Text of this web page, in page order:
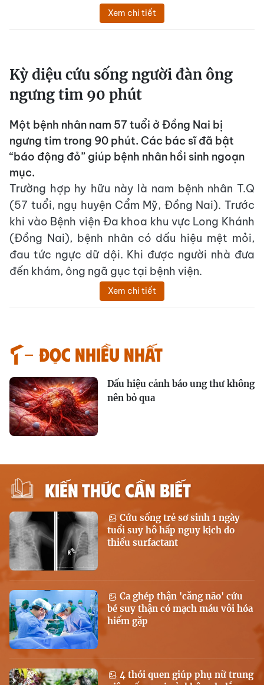
Xem chi tiết
Kỳ diệu cứu sống người đàn ông
ngưng tim 90 phút
Một bệnh nhân nam 57 tuổi ở Đồng Nai bị
ngưng tim trong 90 phút. Các bác sĩ đã bật
“báo động đỏ” giúp bệnh nhân hồi sinh ngoạn
mục.
Trường hợp hy hữu này là nam bệnh nhân T.Q
(57 tuổi, ngụ huyện Cẩm Mỹ, Đồng Nai). Trước
khi vào Bệnh viện Đa khoa khu vực Long Khánh
(Đồng Nai), bệnh nhân có dấu hiệu mệt mỏi,
đau tức ngực dữ dội. Khi được người nhà đưa
đến khám, ông ngã gục tại bệnh viện.
Xem chi tiết
Đọc nhiều nhất
Dấu hiệu cảnh báo ung thư không
nên bỏ qua
KIẾN THỨC CẦN BIẾT
Cứu sống trẻ sơ sinh 1 ngày
tuổi suy hô hấp nguy kịch do
thiếu surfactant
Ca ghép thận 'căng não' cứu
bé suy thận có mạch máu vôi hóa
hiếm gặp
4 thói quen giúp phụ nữ trung